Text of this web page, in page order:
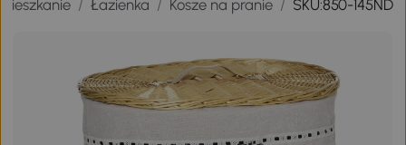
/ Łazienka / Kosze na pranie / SKU:850-145ND